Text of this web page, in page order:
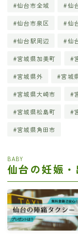
仙台市全域 仙
仙台市泉区 仙
仙台駅周辺 仙
宮城県加美町
宮城県外 宮城
宮城県大崎市
宮城県松島町
宮城県角田市
BABY
仙台の妊娠・